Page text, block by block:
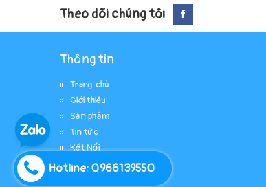
Theo dõi chúng tôi
Thông tin
Trang chủ
Giới thiệu
Sản phẩm
Tin tức
Kết Nối
Hotline: 0966139550